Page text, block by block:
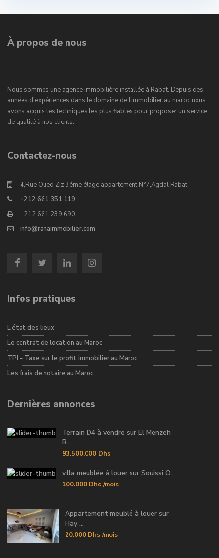
À propos de nous
Nous sommes une agence immobilière installée à Rabat. Depuis des
années d’expériences dans le domaine de l’immobilier au maroc nous
avons acquis les techniques les plus fiables pour proposer un service
de qualité à nos clients.
Contactez-nous
4,Rue Oued Ziz 3éme étage appartement N°7,Agdal Rabat
+212 661 351 119
+212 661 239 690
info@ranaimmobilier.com
Infos pratiques
L’état des lieux
Le contrat de location au Maroc
TPI – Taxe sur le profit immobilier au Maroc
Les frais de notaire au Maroc
Dernières annonces
Terrain D4 à vendre sur El Menzeh
R...
93.500.000 Dhs
villa meublée à louer sur Souissi O...
100.000 Dhs /mois
Appartement meublé à louer sur
Hay ...
20.000 Dhs /mois